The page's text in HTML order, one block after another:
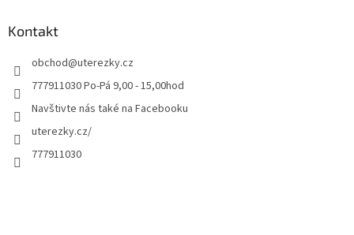
Kontakt
obchod@uterezky.cz
777911030 Po-Pá 9,00 - 15,00hod
Navštivte nás také na Facebooku
uterezky.cz/
777911030